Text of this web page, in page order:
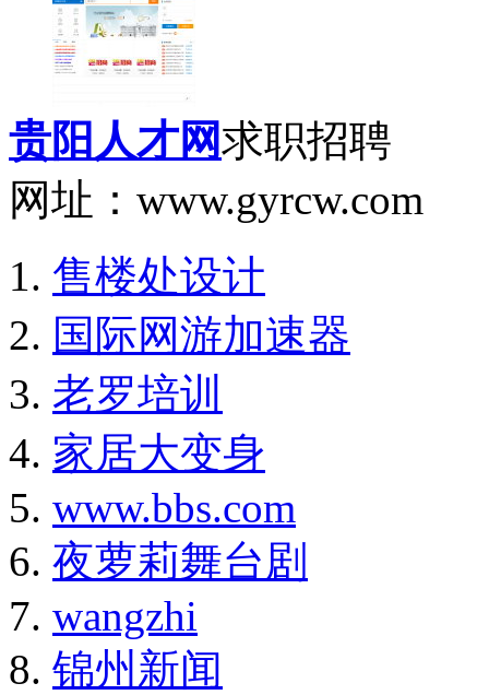
贵阳人才网求职招聘
网址：www.gyrcw.com
售楼处设计
国际网游加速器
老罗培训
家居大变身
www.bbs.com
夜萝莉舞台剧
wangzhi
锦州新闻